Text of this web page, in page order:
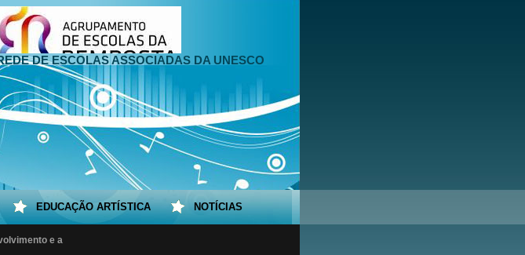
DE ESCOLAS ASSOCIADAS DA UNESCO
e a
EDUCAÇÃO ARTÍSTICA NOTÍCIAS